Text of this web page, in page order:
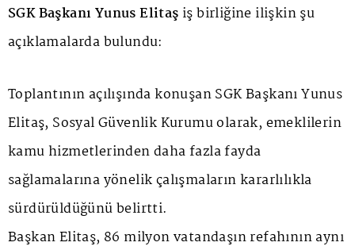
SGK Başkanı Yunus Elitaş iş birliğine ilişkin şu
açıklamalarda bulundu:
Toplantının açılışında konuşan SGK Başkanı Yunus
Elitaş, Sosyal Güvenlik Kurumu olarak, emeklilerin
kamu hizmetlerinden daha fazla fayda
sağlamalarına yönelik çalışmaların kararlılıkla
sürdürüldüğünü belirtti.
Başkan Elitaş, 86 milyon vatandaşın refahının aynı